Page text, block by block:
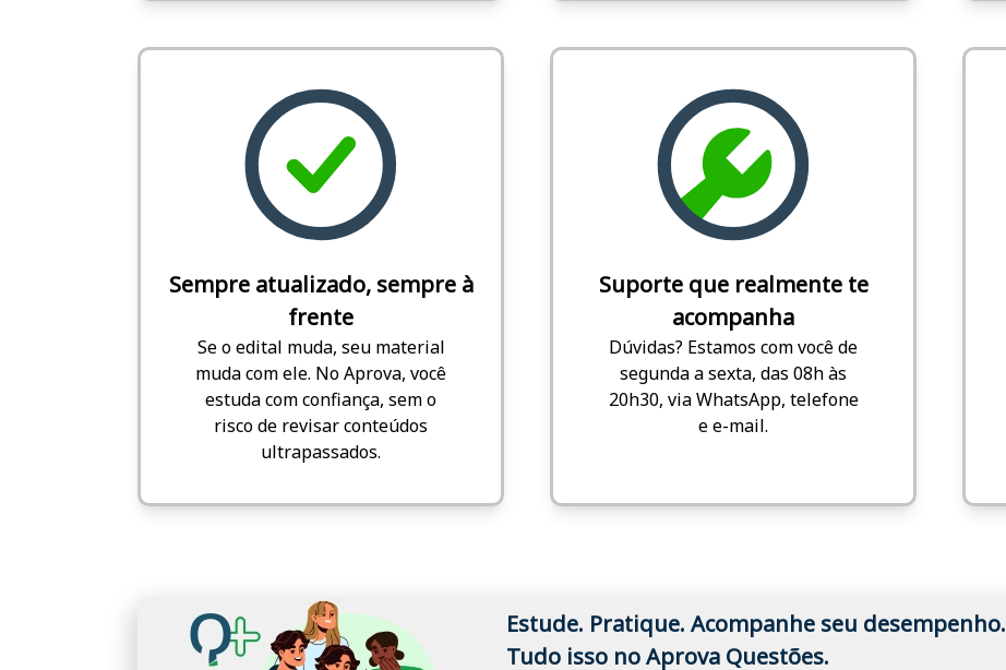
Sempre atualizado, sempre à
frente
Se o edital muda, seu material
muda com ele. No Aprova, você
estuda com confiança, sem o
risco de revisar conteúdos
ultrapassados.
Suporte que realmente te
acompanha
Dúvidas? Estamos com você de
segunda a sexta, das 08h às
20h30, via WhatsApp, telefone
e e-mail.
Estude. Pratique. Acompanhe seu desempenho.
Tudo isso no Aprova Questões.